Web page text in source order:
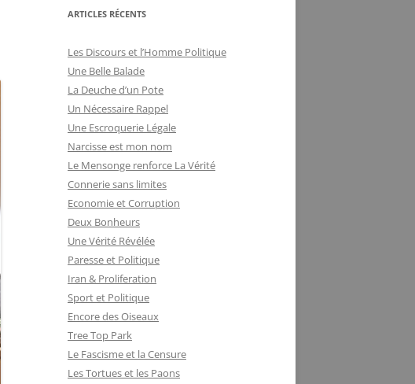
h
r
c
h
e
r
:
ARTICLES RÉCENTS
Les Discours et l’Homme Politique
Une Belle Balade
La Deuche d’un Pote
Un Nécessaire Rappel
Une Escroquerie Légale
Narcisse est mon nom
Le Mensonge renforce La Vérité
Connerie sans limites
Economie et Corruption
Deux Bonheurs
Une Vérité Révélée
Paresse et Politique
Iran & Proliferation
Sport et Politique
Encore des Oiseaux
Tree Top Park
Le Fascisme et la Censure
Les Tortues et les Paons